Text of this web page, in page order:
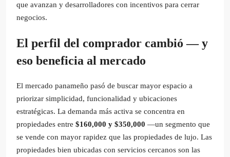
que avanzan y desarrolladores con incentivos para cerrar
negocios.
El perfil del comprador cambió — y
eso beneficia al mercado
El mercado panameño pasó de buscar mayor espacio a
priorizar simplicidad, funcionalidad y ubicaciones
estratégicas. La demanda más activa se concentra en
propiedades entre $160,000 y $350,000 —un segmento que
se vende con mayor rapidez que las propiedades de lujo. Las
propiedades bien ubicadas con servicios cercanos son las